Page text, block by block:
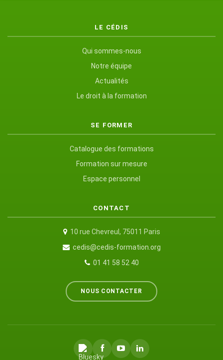
LE CÉDIS
Qui sommes-nous
Notre équipe
Actualités
Le droit à la formation
SE FORMER
Catalogue des formations
Formation sur mesure
Espace personnel
CONTACT
10 rue Chevreul, 75011 Paris
cedis@cedis-formation.org
01 41 58 52 40
NOUS CONTACTER